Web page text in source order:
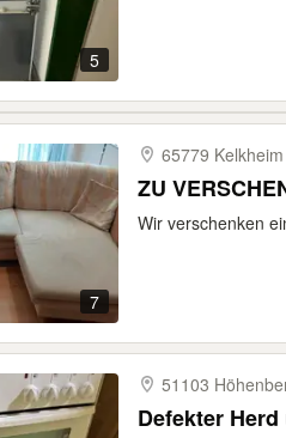
5
7
65779 Kelkheim
ZU
Wir verschenken
51103
Defekter